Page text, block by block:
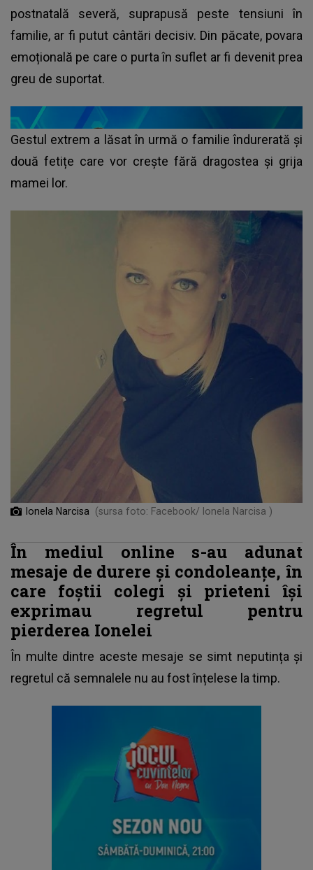
postnatală severă, suprapusă peste tensiuni în
familie, ar fi putut cântări decisiv. Din păcate, povara
emoțională pe care o purta în suflet ar fi devenit prea
greu de suportat.
Gestul extrem a lăsat în urmă o familie îndurerată și
două fetițe care vor crește fără dragostea și grija
mamei lor.
Ionela Narcisa (sursa foto: Facebook/ Ionela Narcisa )
În mediul online s-au adunat
mesaje de durere și condoleanțe, în
care foștii colegi și prieteni își
exprimau regretul pentru
pierderea Ionelei
În multe dintre aceste mesaje se simt neputința și
regretul că semnalele nu au fost înțelese la timp.